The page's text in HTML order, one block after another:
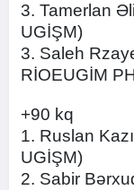
3. Tamerlan
UGİŞM)
3. Saleh
RİOEUGİM
+90 kq
1. Ruslan
UGİŞM)
2. Sabir